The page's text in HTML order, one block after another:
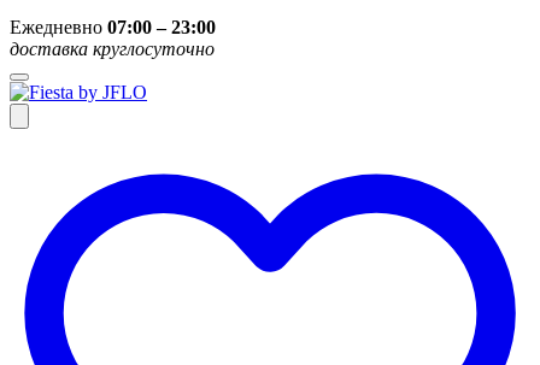
Ежедневно 07:00 – 23:00
доставка круглосуточно